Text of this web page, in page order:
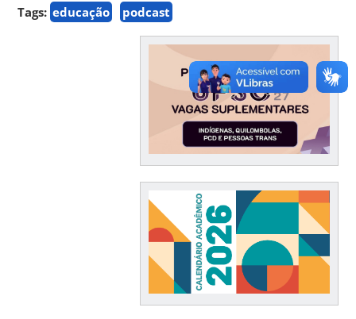
Tags: educação podcast